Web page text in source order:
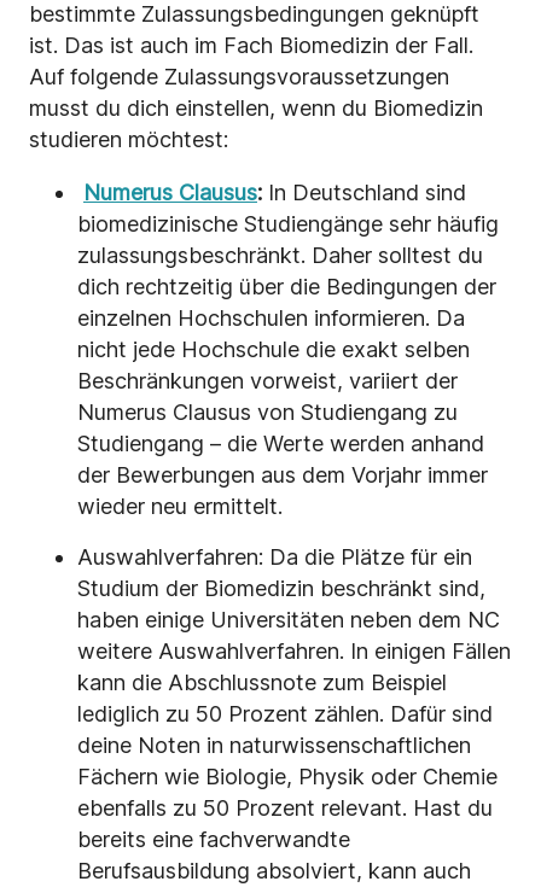
bestimmte Zulassungsbedingungen geknüpft
ist. Das ist auch im Fach Biomedizin der Fall.
Auf folgende Zulassungsvoraussetzungen
musst du dich einstellen, wenn du Biomedizin
studieren möchtest:
Numerus Clausus: In Deutschland sind
biomedizinische Studiengänge sehr häufig
zulassungsbeschränkt. Daher solltest du
dich rechtzeitig über die Bedingungen der
einzelnen Hochschulen informieren. Da
nicht jede Hochschule die exakt selben
Beschränkungen vorweist, variiert der
Numerus Clausus von Studiengang zu
Studiengang – die Werte werden anhand
der Bewerbungen aus dem Vorjahr immer
wieder neu ermittelt.
Auswahlverfahren: Da die Plätze für ein
Studium der Biomedizin beschränkt sind,
haben einige Universitäten neben dem NC
weitere Auswahlverfahren. In einigen Fällen
kann die Abschlussnote zum Beispiel
lediglich zu 50 Prozent zählen. Dafür sind
deine Noten in naturwissenschaftlichen
Fächern wie Biologie, Physik oder Chemie
ebenfalls zu 50 Prozent relevant. Hast du
bereits eine fachverwandte
Berufsausbildung absolviert, kann auch